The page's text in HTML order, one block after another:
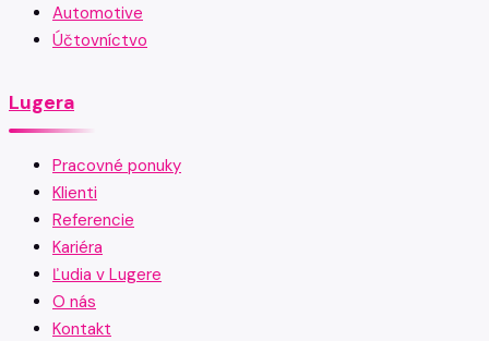
Automotive
Účtovníctvo
Lugera
Pracovné ponuky
Klienti
Referencie
Kariéra
Ľudia v Lugere
O nás
Kontakt